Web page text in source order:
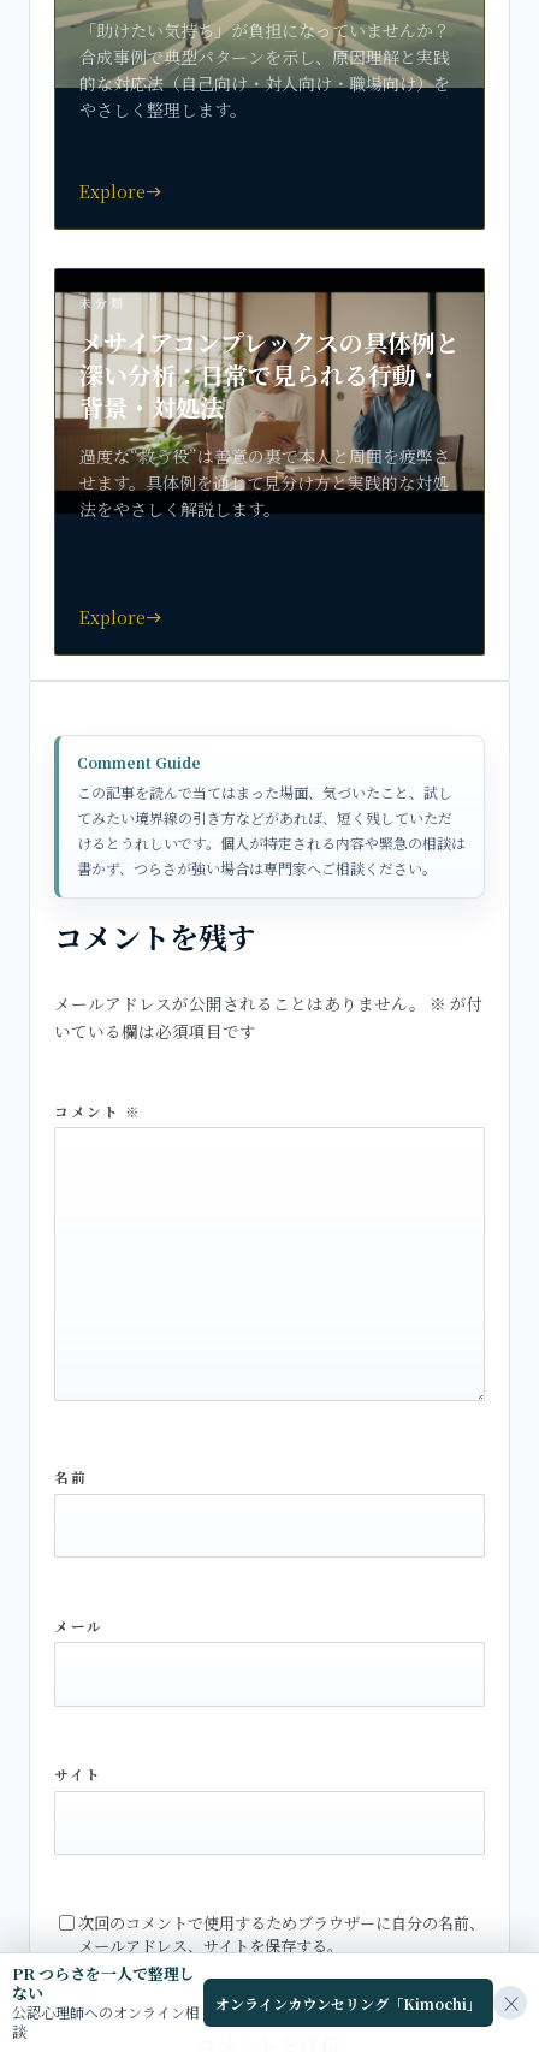
「助けたい気持ち」が負担になっていませんか？
合成事例で典型パターンを示し、原因理解と実践
的な対応法（自己向け・対人向け・職場向け）を
やさしく整理します。
Exploreeast
未分類
メサイアコンプレックスの具体例と
深い分析：日常で見られる行動・
背景・対処法
過度な“救う役”は善意の裏で本人と周囲を疲弊さ
せます。具体例を通じて見分け方と実践的な対処
法をやさしく解説します。
Exploreeast
Comment Guide
この記事を読んで当てはまった場面、気づいたこと、試し
てみたい境界線の引き方などがあれば、短く残していただ
けるとうれしいです。個人が特定される内容や緊急の相談は
書かず、つらさが強い場合は専門家へご相談ください。
コメントを残す
メールアドレスが公開されることはありません。 ※ が付
いている欄は必須項目です
コメント ※
名前
メール
サイト
次回のコメントで使用するためブラウザーに自分の名前、
メールアドレス、サイトを保存する。
PR つらさを一人で整理し
ない
公認心理師へのオンライン相
談
オンラインカウンセリング「Kimochi」 ×